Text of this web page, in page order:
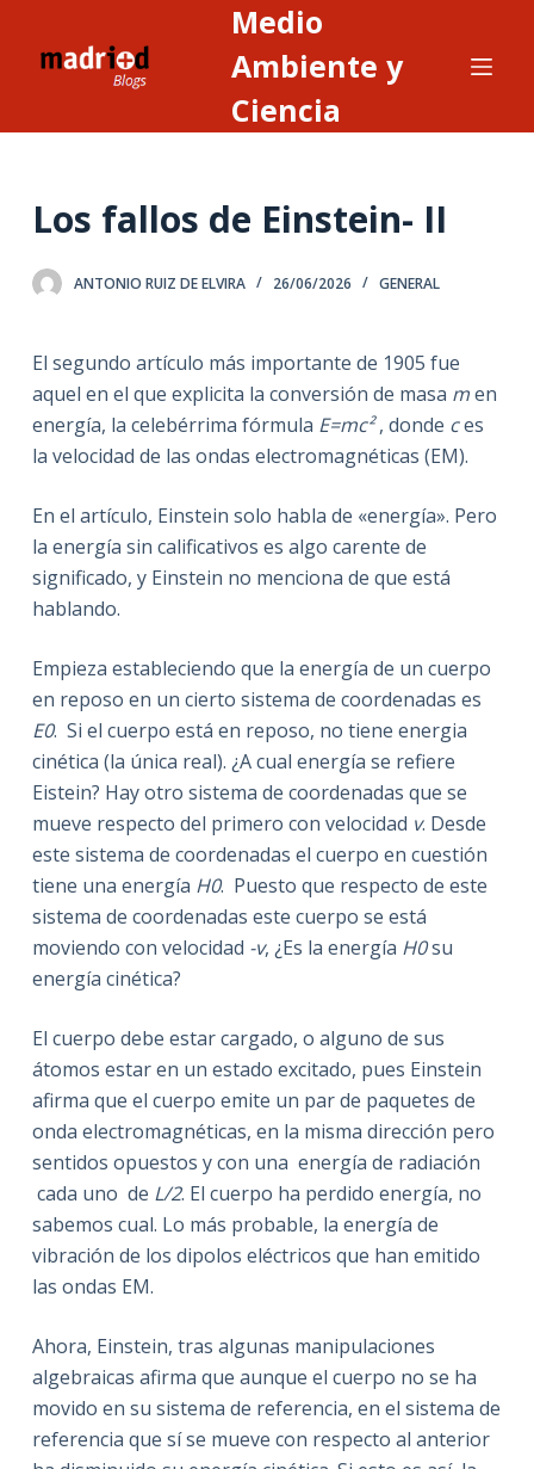
e
n
o
Medio
Ambiente y
Ciencia
Los fallos de Einstein- II
ANTONIO RUIZ DE ELVIRA 26/06/2026 GENERAL
El segundo artículo más importante de 1905 fue
aquel en el que explicita la conversión de masa men
energía, la celebérrima fórmula E=mc², donde ces
la velocidad de las ondas electromagnéticas (EM).
En el artículo, Einstein solo habla de «energía». Pero
la energía sin calificativos es algo carente de
significado, y Einstein no menciona de que está
hablando.
Empieza estableciendo que la energía de un cuerpo
en reposo en un cierto sistema de coordenadas es
E0. Si el cuerpo está en reposo, no tiene energia
cinética (la única real). ¿A cual energía se refiere
Eistein? Hay otro sistema de coordenadas que se
mueve respecto del primero con velocidad v. Desde
este sistema de coordenadas el cuerpo en cuestión
tiene una energía H0. Puesto que respecto de este
sistema de coordenadas este cuerpo se está
moviendo con velocidad -v, ¿Es la energía H0su
energía cinética?
El cuerpo debe estar cargado, o alguno de sus
átomos estar en un estado excitado, pues Einstein
afirma que el cuerpo emite un par de paquetes de
onda electromagnéticas, en la misma dirección pero
sentidos opuestos y con una energía de radiación
cada uno de L/2. El cuerpo ha perdido energía, no
sabemos cual. Lo más probable, la energía de
vibración de los dipolos eléctricos que han emitido
las ondas EM.
Ahora, Einstein, tras algunas manipulaciones
algebraicas afirma que aunque el cuerpo no se ha
movido en su sistema de referencia, en el sistema de
referencia que sí se mueve con respecto al anterior